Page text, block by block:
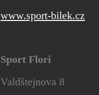
www.sport-bilek.cz
Sport Flori
Valdštejnova 8